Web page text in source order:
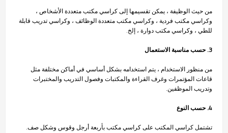
من حيث الوظيفة ، يمكن تقسيمها إلى كراسي مكتب متعددة الأشخاص ،
وكراسي مكتب فردية ، وكراسي مكتب متعددة الوظائف ، وكراسي تدريب قابلة
للطي ، وكراسي مكتب دوارة ، إلخ.
3. حسب مناسبة الاستعمال
من منظور الاستخدام ، يتم استخدامه بشكل أساسي في أماكن مختلفة مثل
قاعات المؤتمرات وغرف القراءة والمكتبات وفصول التدريب والمختبرات
وتدريب الموظفين.
4. حسب النوع
تشتمل كراسي المكتب على كراسي مكتب بأربعة أرجل وقوس وشكل صف.